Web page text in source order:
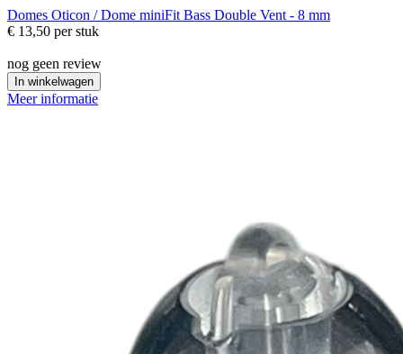
Domes Oticon / Dome miniFit Bass Double Vent - 8 mm
€ 13,50 per stuk
nog geen review
In winkelwagen
Meer informatie